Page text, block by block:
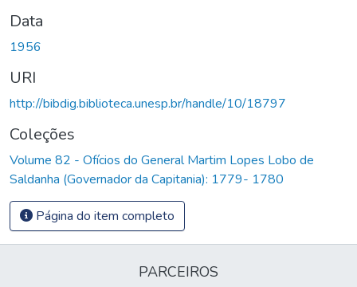
Data
1956
URI
http://bibdig.biblioteca.unesp.br/handle/10/18797
Coleções
Volume 82 - Ofícios do General Martim Lopes Lobo de
Saldanha (Governador da Capitania): 1779- 1780
Página do item completo
PARCEIROS